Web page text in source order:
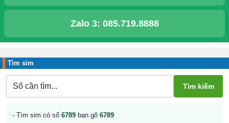
Zalo 3: 085.719.8888
Tìm sim
- Tìm sim có số 6789 bạn gõ 6789